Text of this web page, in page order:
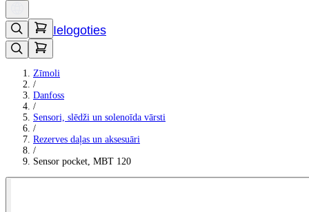
Ielogoties
Zīmoli
/
Danfoss
/
Sensori, slēdži un solenoīda vārsti
/
Rezerves daļas un aksesuāri
/
Sensor pocket, MBT 120